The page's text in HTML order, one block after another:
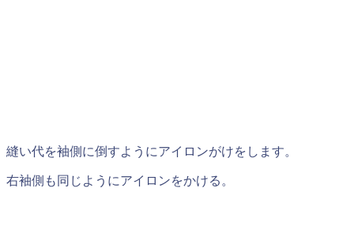
縫い代を袖側に倒すようにアイロンがけをします。
右袖側も同じようにアイロンをかける。